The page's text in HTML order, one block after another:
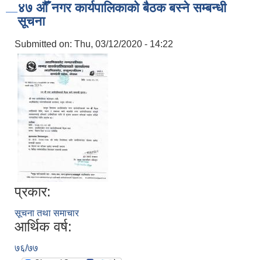
४७ औँ नगर कार्यपालिकाको बैठक बस्ने सम्बन्धी
सूचना
Submitted on: Thu, 03/12/2020 - 14:22
प्रकार:
सूचना तथा समाचार
आर्थिक वर्ष:
७६/७७